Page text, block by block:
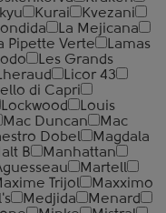
Kurai
Kvezani
La Mejicana
Pipette Verte
Lamas
Les Grands
Licor 43
di Capri
Lockwood
Louis
Mac Duncan
Mac
Dobel
Magdala
B
Manhattan
Martell
Trijol
Maxximo
Medjida
Menard